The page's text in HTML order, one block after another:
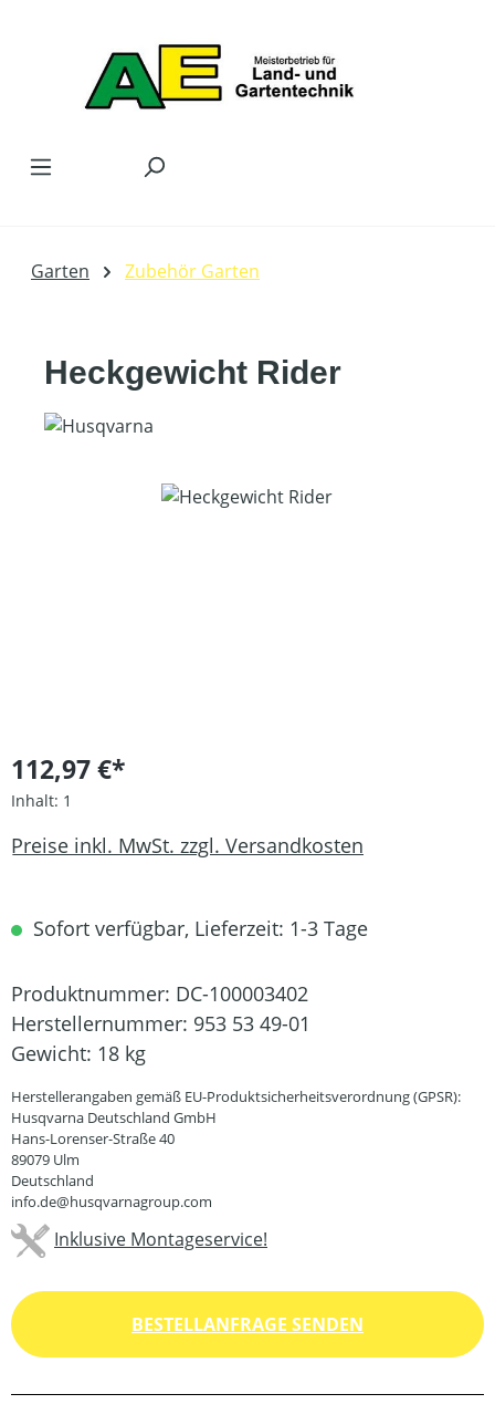
Garten Zubehör Garten
Heckgewicht Rider
Bildergalerie überspringen
112,97 €*
Inhalt: 1
Preise inkl. MwSt. zzgl. Versandkosten
Sofort verfügbar, Lieferzeit: 1-3 Tage
Produktnummer: DC-100003402
Herstellernummer: 953 53 49-01
Gewicht: 18 kg
Herstellerangaben gemäß EU-Produktsicherheitsverordnung (GPSR):
Husqvarna Deutschland GmbH
Hans-Lorenser-Straße 40
89079 Ulm
Deutschland
info.de@husqvarnagroup.com
Inklusive Montageservice!
BESTELLANFRAGE SENDEN